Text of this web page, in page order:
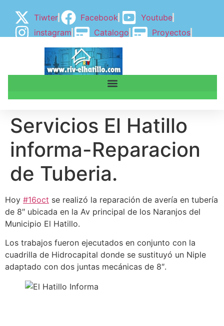
Tiwter Facebook
Youtube
instagram
Catalogo
Proyectos
BLOGGER
BLOG
Servicios El Hatillo
informa-Reparacion
de Tuberia.
Hoy #16oct se realizó la reparación de avería en tubería
de 8″ ubicada en la Av principal de los Naranjos del
Municipio El Hatillo.
Los trabajos fueron ejecutados en conjunto con la
cuadrilla de Hidrocapital donde se sustituyó un Niple
adaptado con dos juntas mecánicas de 8″.